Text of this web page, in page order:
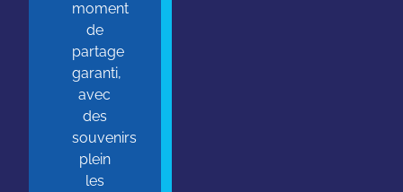
moment
de
partage
garanti,
avec
des
souvenirs
plein
les